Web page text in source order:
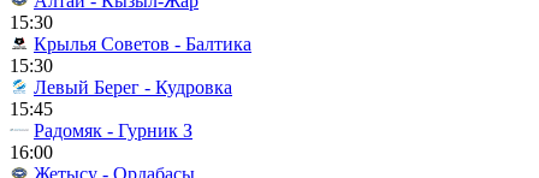
15:30
Крылья Советов - Балтика
15:30
Левый Берег - Кудровка
15:45
Радомяк - Гурник З
16:00
Жетысу - Ордабасы